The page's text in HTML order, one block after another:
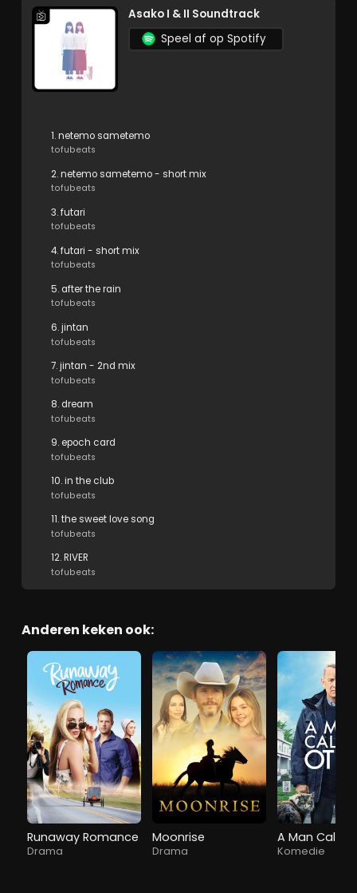
Asako I & II Soundtrack
Speel af op Spotify
1. netemo sametemo
tofubeats
2. netemo sametemo - short mix
tofubeats
3. futari
tofubeats
4. futari - short mix
tofubeats
5. after the rain
tofubeats
6. jintan
tofubeats
7. jintan - 2nd mix
tofubeats
8. dream
tofubeats
9. epoch card
tofubeats
10. in the club
tofubeats
11. the sweet love song
tofubeats
12. RIVER
tofubeats
Anderen keken ook:
Runaway Romance
Drama
Moonrise
Drama
A Man
Komedie